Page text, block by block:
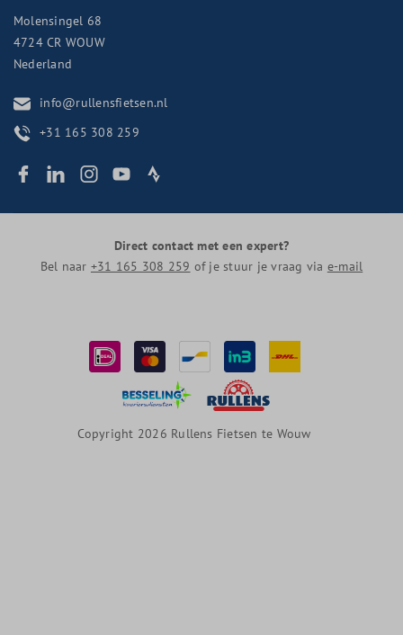
Molensingel 68
4724 CR WOUW
Nederland
info@rullensfietsen.nl
+31 165 308 259
Direct contact met een expert?
Bel naar +31 165 308 259 of je stuur je vraag via e-mail
Copyright 2026 Rullens Fietsen te Wouw